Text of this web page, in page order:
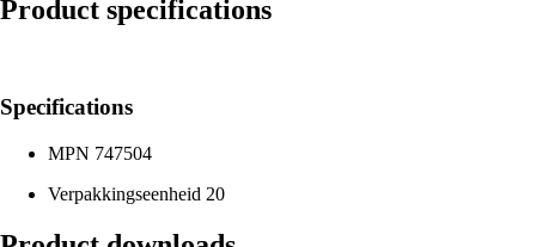
Product specifications
Specifications
MPN 747504
Verpakkingseenheid 20